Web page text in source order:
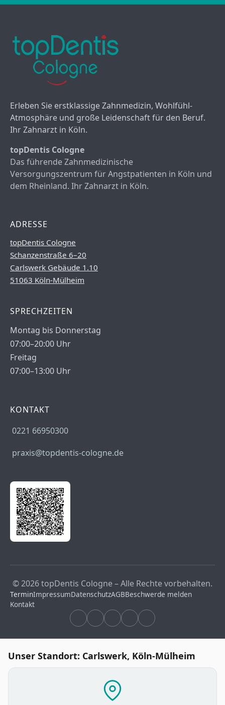
Erleben Sie erstklassige Zahnmedizin, Wohlfühl-
Atmosphäre und große Leidenschaft für den Beruf.
Ihr Zahnarzt in Köln.
topDentis Cologne
Das führende Zahnmedizinische
Versorgungszentrum für Angstpatienten in Köln und
dem Rheinland. Ihr Zahnarzt in Köln.
ADRESSE
topDentis Cologne
Schanzenstraße 6–20
Carlswerk Gebäude 1.10
51063 Köln-Mülheim
SPRECHZEITEN
Montag bis Donnerstag
07:00–20:00 Uhr
Freitag
07:00–13:00 Uhr
KONTAKT
0221 66950300
praxis@topdentis-cologne.de
© 2026 topDentis Cologne – Alle Rechte vorbehalten.
TerminImpressumDatenschutzAGBBeschwerde melden
Kontakt
Unser Standort: Carlswerk, Köln-Mülheim